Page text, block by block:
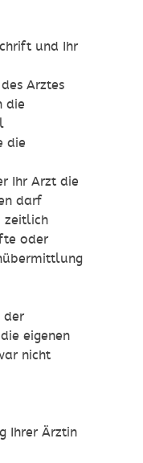
und Ihr
Arztes
die
die
Ihr Arzt die
darf
zeitlich
oder
der
eigenen
nicht
Ihrer Ärztin